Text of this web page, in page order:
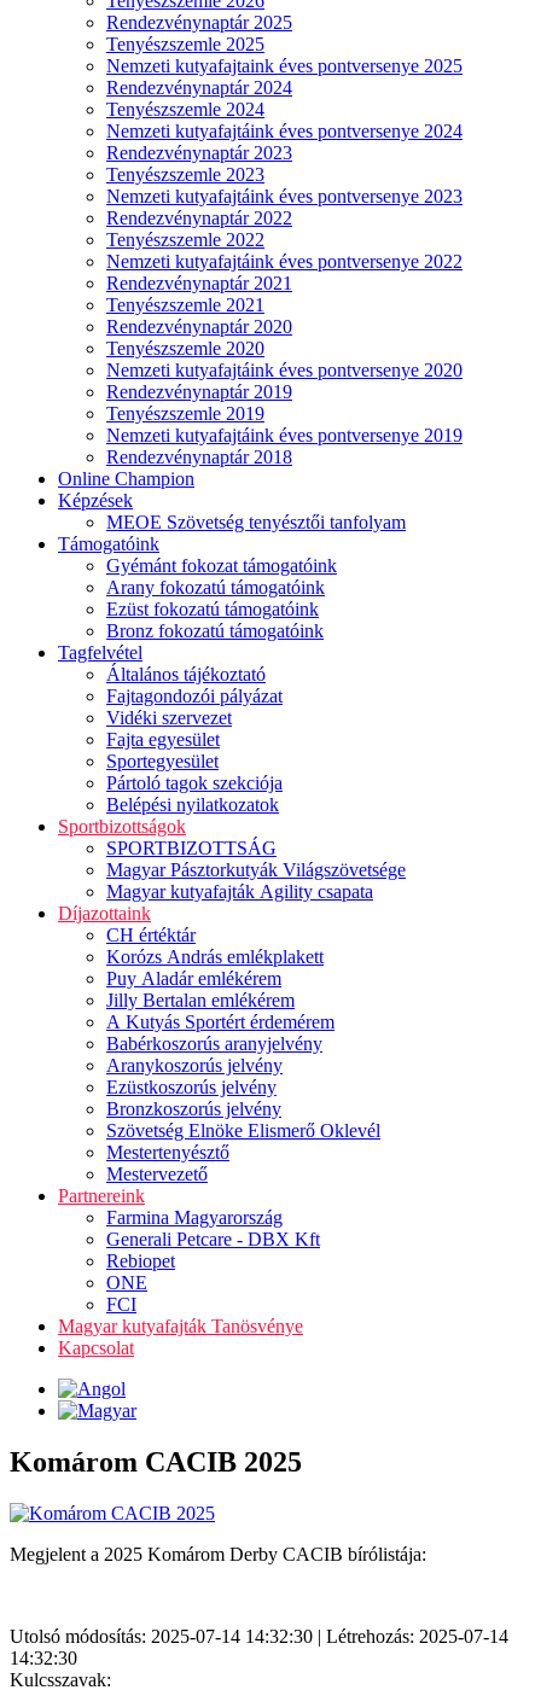
Rendezvénynaptár 2025
Tenyészszemle 2025
Nemzeti kutyafajtaink éves pontversenye 2025
Rendezvénynaptár 2024
Tenyészszemle 2024
Nemzeti kutyafajtáink éves pontversenye 2024
Rendezvénynaptár 2023
Tenyészszemle 2023
Nemzeti kutyafajtáink éves pontversenye 2023
Rendezvénynaptár 2022
Tenyészszemle 2022
Nemzeti kutyafajtáink éves pontversenye 2022
Rendezvénynaptár 2021
Tenyészszemle 2021
Rendezvénynaptár 2020
Tenyészszemle 2020
Nemzeti kutyafajtáink éves pontversenye 2020
Rendezvénynaptár 2019
Tenyészszemle 2019
Nemzeti kutyafajtáink éves pontversenye 2019
Rendezvénynaptár 2018
Online Champion
Képzések
MEOE Szövetség tenyésztői tanfolyam
Támogatóink
Gyémánt fokozat támogatóink
Arany fokozatú támogatóink
Ezüst fokozatú támogatóink
Bronz fokozatú támogatóink
Tagfelvétel
Általános tájékoztató
Fajtagondozói pályázat
Vidéki szervezet
Fajta egyesület
Sportegyesület
Pártoló tagok szekciója
Belépési nyilatkozatok
Sportbizottságok
SPORTBIZOTTSÁG
Magyar Pásztorkutyák Világszövetsége
Magyar kutyafajták Agility csapata
Díjazottaink
CH értéktár
Korózs András emlékplakett
Puy Aladár emlékérem
Jilly Bertalan emlékérem
A Kutyás Sportért érdemérem
Babérkoszorús aranyjelvény
Aranykoszorús jelvény
Ezüstkoszorús jelvény
Bronzkoszorús jelvény
Szövetség Elnöke Elismerő Oklevél
Mestertenyésztő
Mestervezető
Partnereink
Farmina Magyarország
Generali Petcare - DBX Kft
Rebiopet
ONE
FCI
Magyar kutyafajták Tanösvénye
Kapcsolat
Komárom CACIB 2025
Megjelent a 2025 Komárom Derby CACIB bírólistája:
Utolsó módosítás: 2025-07-14 14:32:30 | Létrehozás: 2025-07-14
14:32:30
Kulcsszavak: